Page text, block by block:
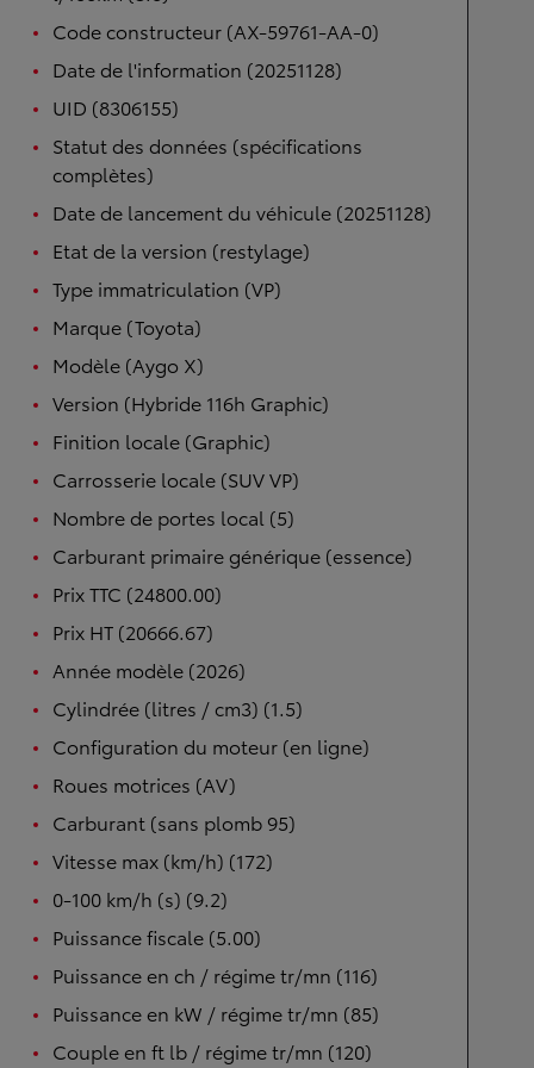
Code constructeur (AX-59761-AA-0)
Date de l'information (20251128)
UID (8306155)
Statut des données (spécifications
complètes)
Date de lancement du véhicule (20251128)
Etat de la version (restylage)
Type immatriculation (VP)
Marque (Toyota)
Modèle (Aygo X)
Version (Hybride 116h Graphic)
Finition locale (Graphic)
Carrosserie locale (SUV VP)
Nombre de portes local (5)
Carburant primaire générique (essence)
Prix TTC (24800.00)
Prix HT (20666.67)
Année modèle (2026)
Cylindrée (litres / cm3) (1.5)
Configuration du moteur (en ligne)
Roues motrices (AV)
Carburant (sans plomb 95)
Vitesse max (km/h) (172)
0-100 km/h (s) (9.2)
Puissance fiscale (5.00)
Puissance en ch / régime tr/mn (116)
Puissance en kW / régime tr/mn (85)
Couple en ft lb / régime tr/mn (120)